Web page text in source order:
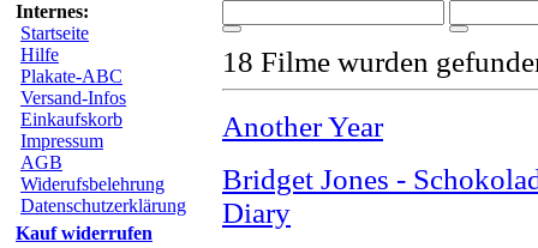
Internes:
Startseite
Hilfe
Plakate-ABC
Versand-Infos
Einkaufskorb
Impressum
AGB
Widerufsbelehrung
Datenschutzerklärung
Kauf widerrufen
18 Filme wurden
Another Year
Bridget Jones -
Diary